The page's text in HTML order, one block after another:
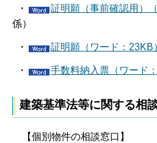
・ 証明願（事前確認用）
係）
・ 証明願（ワード：23KB
・ 手数料納入票（ワード：
建築基準法等に関する相
【個別物件の相談窓口】